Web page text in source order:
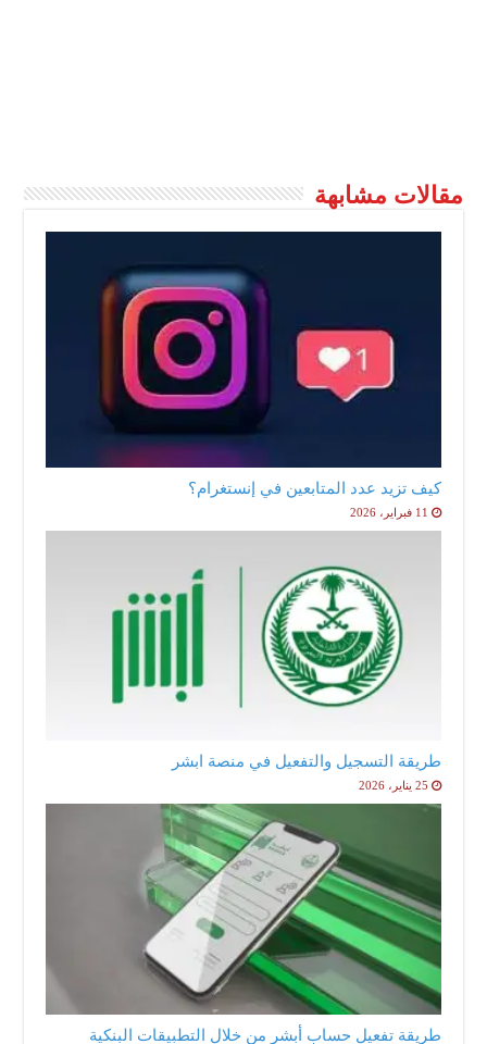
مقالات مشابهة
كيف تزيد عدد المتابعين في إنستغرام؟
11 فبراير، 2026
طريقة التسجيل والتفعيل في منصة ابشر
25 يناير، 2026
طريقة تفعيل حساب أبشر من خلال التطبيقات البنكية